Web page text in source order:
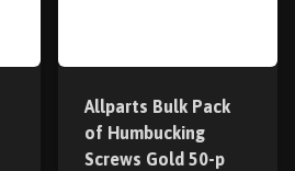
Allparts Bulk Pack
of Humbucking
Screws Gold 50-p